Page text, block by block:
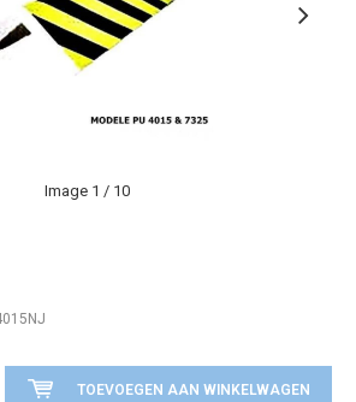
Image 1 / 10
TOEVOEGEN AAN WINKELWAGEN